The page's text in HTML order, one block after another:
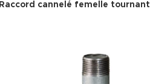
Raccord cannelé femelle tournant